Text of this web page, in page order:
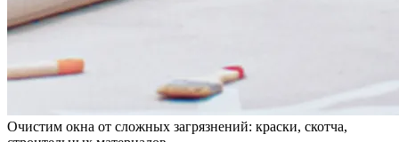
Очистим окна от сложных загрязнений: краски, скотча,